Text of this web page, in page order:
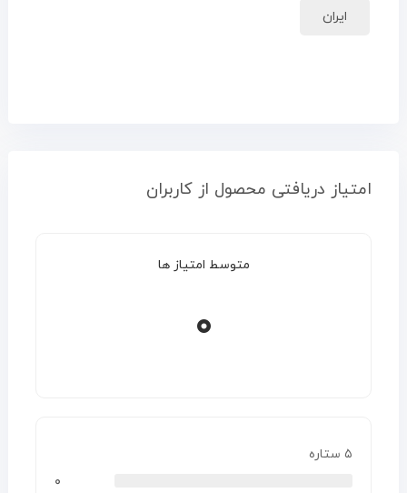
ایران
امتیاز دریافتی محصول از کاربران
متوسط امتیاز ها
۰
۵ ستاره
۰